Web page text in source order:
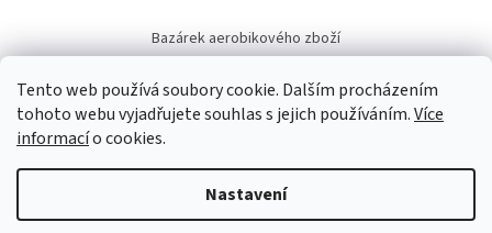
Tento web používá soubory cookie. Dalším procházením
tohoto webu vyjadřujete souhlas s jejich používáním.Více
informacío cookies.
Nastavení
Bazárek aerobikového zboží